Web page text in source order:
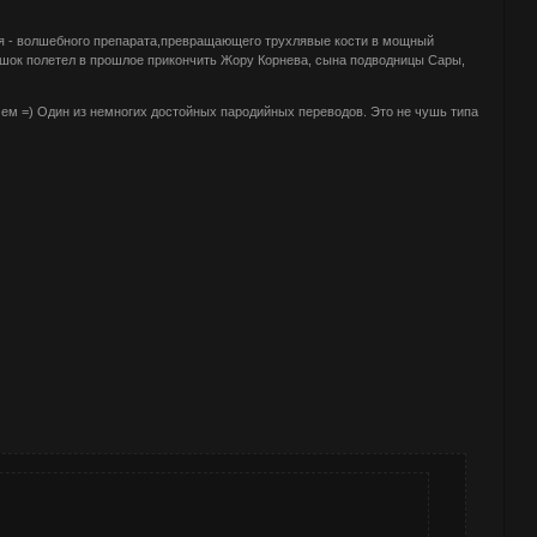
волшебного препарата,превращающего трухлявые кости в мощный
полетел в прошлое прикончить Жору Корнева, сына подводницы Сары,
=) Один из немногих достойных пародийных переводов. Это не чушь типа